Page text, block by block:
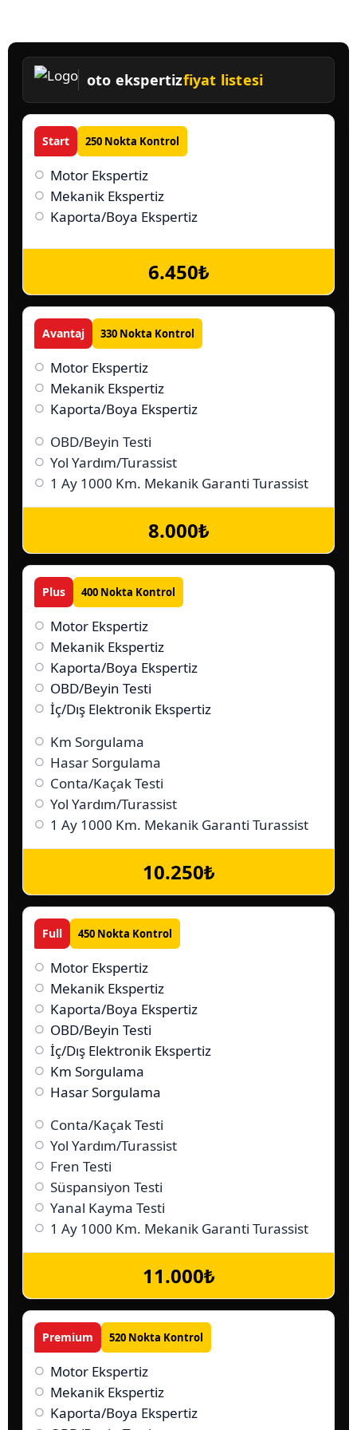
oto ekspertizfiyat listesi
Start 250 Nokta Kontrol
Motor Ekspertiz
Mekanik Ekspertiz
Kaporta/Boya Ekspertiz
6.450₺
Avantaj 330 Nokta Kontrol
Motor Ekspertiz
Mekanik Ekspertiz
Kaporta/Boya Ekspertiz
OBD/Beyin Testi
Yol Yardım/Turassist
1 Ay 1000 Km. Mekanik Garanti Turassist
8.000₺
Plus 400 Nokta Kontrol
Motor Ekspertiz
Mekanik Ekspertiz
Kaporta/Boya Ekspertiz
OBD/Beyin Testi
İç/Dış Elektronik Ekspertiz
Km Sorgulama
Hasar Sorgulama
Conta/Kaçak Testi
Yol Yardım/Turassist
1 Ay 1000 Km. Mekanik Garanti Turassist
10.250₺
Full 450 Nokta Kontrol
Motor Ekspertiz
Mekanik Ekspertiz
Kaporta/Boya Ekspertiz
OBD/Beyin Testi
İç/Dış Elektronik Ekspertiz
Km Sorgulama
Hasar Sorgulama
Conta/Kaçak Testi
Yol Yardım/Turassist
Fren Testi
Süspansiyon Testi
Yanal Kayma Testi
1 Ay 1000 Km. Mekanik Garanti Turassist
11.000₺
Premium 520 Nokta Kontrol
Motor Ekspertiz
Mekanik Ekspertiz
Kaporta/Boya Ekspertiz